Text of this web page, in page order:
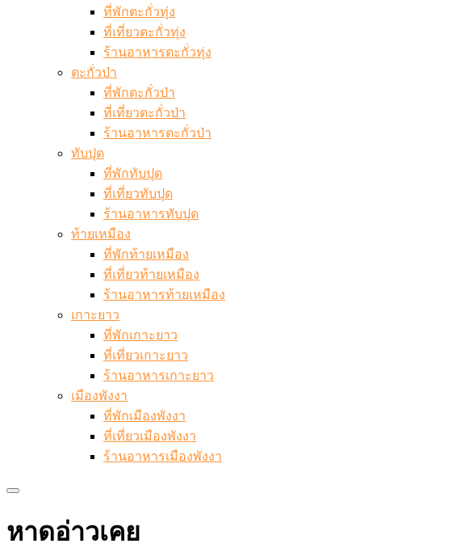
ที่พักตะกั่วทุ่ง
ที่เที่ยวตะกั่วทุ่ง
ร้านอาหารตะกั่วทุ่ง
ตะกั่วป่า
ที่พักตะกั่วป่า
ที่เที่ยวตะกั่วป่า
ร้านอาหารตะกั่วป่า
ทับปุด
ที่พักทับปุด
ที่เที่ยวทับปุด
ร้านอาหารทับปุด
ท้ายเหมือง
ที่พักท้ายเหมือง
ที่เที่ยวท้ายเหมือง
ร้านอาหารท้ายเหมือง
เกาะยาว
ที่พักเกาะยาว
ที่เที่ยวเกาะยาว
ร้านอาหารเกาะยาว
เมืองพังงา
ที่พักเมืองพังงา
ที่เที่ยวเมืองพังงา
ร้านอาหารเมืองพังงา
หาดอ่าวเคย